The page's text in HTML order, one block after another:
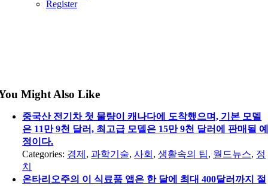
Register
Might Also Like
중국산 전기차 첫 물량이 캐나다에 도착했으며, 기본 모델
은 11만 9천 달러, 최고급 모델은 15만 9천 달러에 판매될
정이다.
Categories: 경제 ,과학기술,사회 ,생활속의 팁, 월드뉴스, 정
치
온타리오주의 이 식료품 앱은 한 달에 최대 400달러까지 절